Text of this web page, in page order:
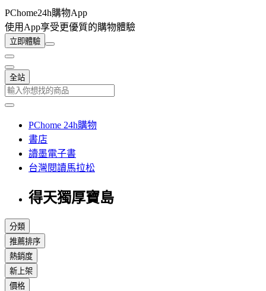
PChome24h購物App
使用App享受更優質的購物體驗
立即體驗
全站
PChome 24h購物
書店
讀墨電子書
台灣閱讀馬拉松
得天獨厚寶島
分類
推薦排序
熱銷度
新上架
價格